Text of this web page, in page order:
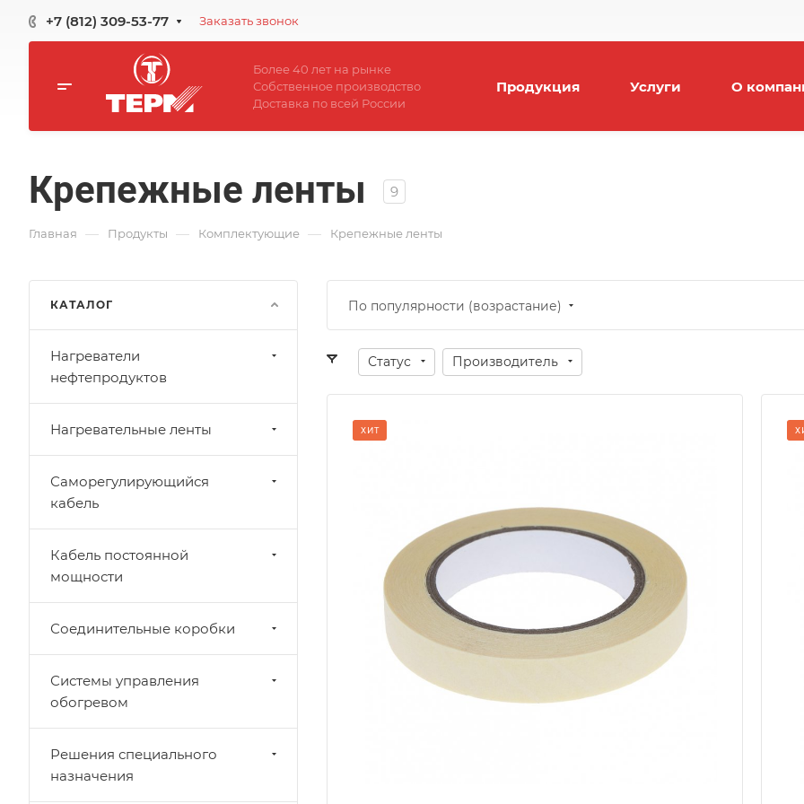
+7 (812) 309-53-77 Заказать звонок
Более 40 лет на рынке
Собственное производство
Доставка по всей России
Продукция Услуги О
Крепежные ленты 9
Главная — Продукты — Комплектующие — Крепежные ленты
По популярности (возрастание)
Статус Производитель
основы
ХИТ
Температурная стойкость
200˚ С
Тип основы
Стеклоткань
КАТАЛОГ
Нагреватели
нефтепродуктов
Нагревательные ленты
Саморегулирующийся
кабель
Кабель постоянной
мощности
Соединительные коробки
Системы управления
обогревом
Решения специального
назначения